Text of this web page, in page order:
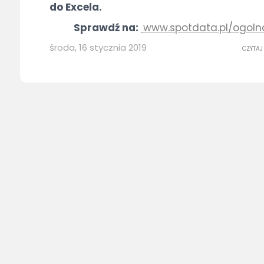
do Excela.
Sprawdź na: www.spotdata.pl/
środa, 16 stycznia 2019